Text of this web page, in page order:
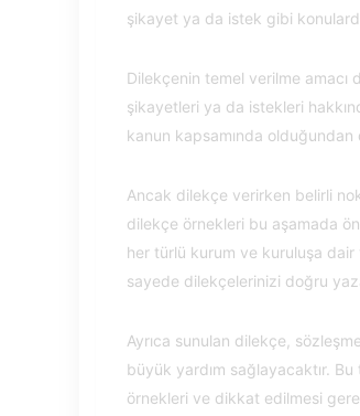
şikayet ya da istek gibi
Dilekçenin temel verilme amacı
şikayetleri ya da istekleri
kanun kapsamında olduğundan
Ancak dilekçe verirken belirli
dilekçe örnekleri bu aşamada
her türlü kurum ve kuruluşa
sayede dilekçelerinizi doğru
Ayrıca sunulan dilekçe,
büyük yardım sağlayacaktır.
örnekleri ve dikkat edilmesi